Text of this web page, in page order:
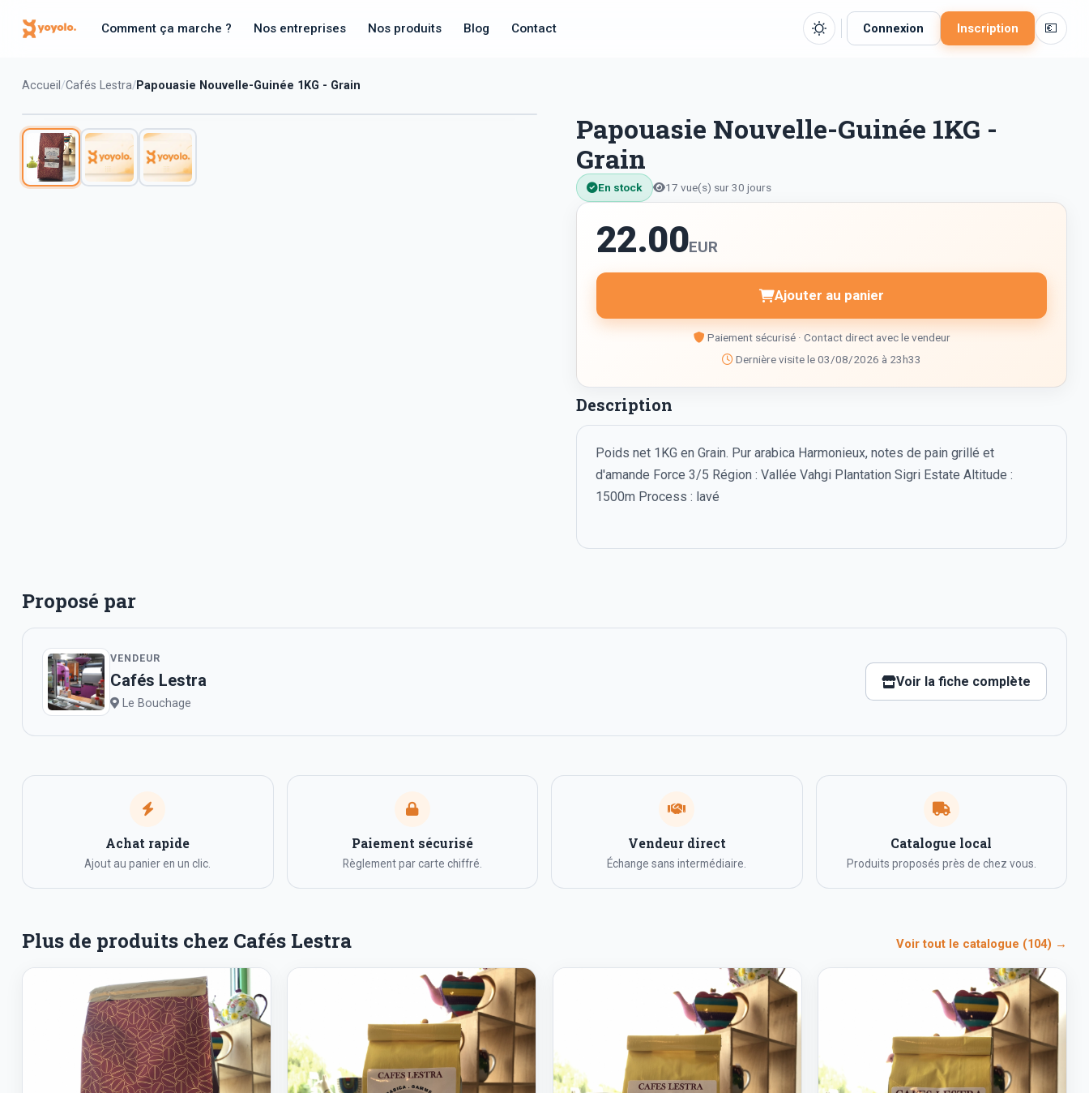
Comment ça marche ? Nos entreprises Nos produits Blog Contact Connexion Inscription 💶
Accueil Cafés Lestra Papouasie Nouvelle-Guinée 1KG - Grain
Papouasie Nouvelle-Guinée 1KG -
Grain
En stock 17 vue(s) sur 30 jours
22.00EUR
Ajouter au panier
Paiement sécurisé · Contact direct avec le vendeur
Dernière visite le 03/08/2026 à 23h33
Description
Poids net 1KG en Grain. Pur arabica Harmonieux, notes de pain grillé et
d'amande Force 3/5 Région : Vallée Vahgi Plantation Sigri Estate Altitude :
1500m Process : lavé
Proposé par
VENDEUR
Cafés Lestra
Le Bouchage
Voir la fiche complète
Achat rapide
Ajout au panier en un clic.
Paiement sécurisé
Règlement par carte chiffré.
Vendeur direct
Échange sans intermédiaire.
Catalogue local
Produits proposés près de chez vous.
Plus de produits chez Cafés Lestra Voir tout le catalogue (104) →